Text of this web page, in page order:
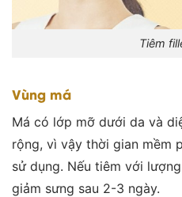
Tiêm
Vùng má
Má có lớp mỡ dưới da và
rộng, vì vậy thời gian mềm
sử dụng. Nếu tiêm với
giảm sưng sau 2-3 ngày.